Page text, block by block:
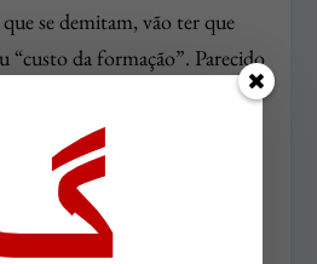
se demitam, vão ter que
“custo da formação”. Parecido
com o “Clube Formador”.
miséria e, ao sair, ainda vão
No Brasil, seria